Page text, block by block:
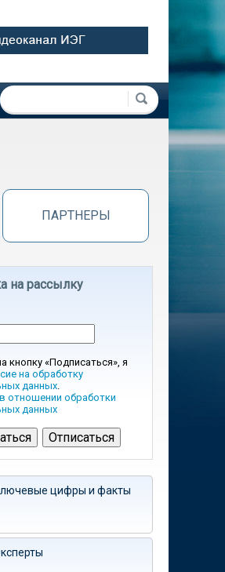
Форма поиска
Поиск
ПАРТНЕРЫ
на рассылку
кнопку «Подписаться», я
на обработку
данных.
отношении обработки
данных
цифры и факты